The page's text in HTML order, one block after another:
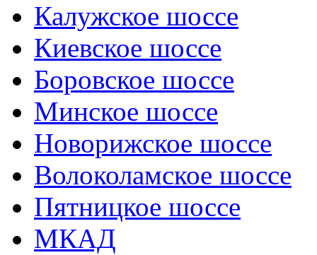
Калужское шоссе
Киевское шоссе
Боровское шоссе
Минское шоссе
Новорижское шоссе
Волоколамское шоссе
Пятницкое шоссе
МКАД